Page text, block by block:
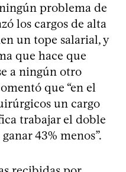
problema de
los cargos de alta
un tope salarial, y
que hace que
a ningún otro
que “en el
un cargo
trabajar el doble
43% menos”.